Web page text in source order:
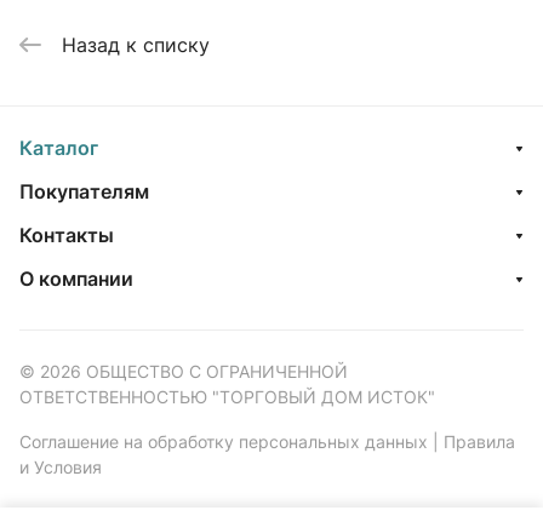
Назад к списку
Каталог
Покупателям
Контакты
О компании
© 2026 ОБЩЕСТВО С ОГРАНИЧЕННОЙ
ОТВЕТСТВЕННОСТЬЮ "ТОРГОВЫЙ ДОМ ИСТОК"
Соглашение на обработку персональных данных
Правила
и Условия